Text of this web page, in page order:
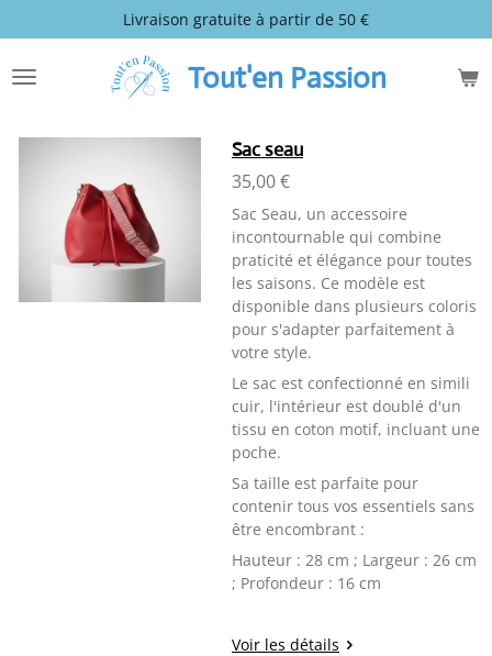
au
contenu
principal
Tout'en Passion
Livraison gratuite à partir de 50 €
Sac seau
35,00 €
Sac Seau, un accessoire
incontournable qui combine
praticité et élégance pour toutes
les saisons. Ce modèle est
disponible dans plusieurs coloris
pour s'adapter parfaitement à
votre style.
Le sac est confectionné en simili
cuir, l'intérieur est doublé d'un
tissu en coton motif, incluant une
poche.
Sa taille est parfaite pour
contenir tous vos essentiels sans
être encombrant :
Hauteur : 28 cm ; Largeur : 26 cm
; Profondeur : 16 cm
Voir les détails